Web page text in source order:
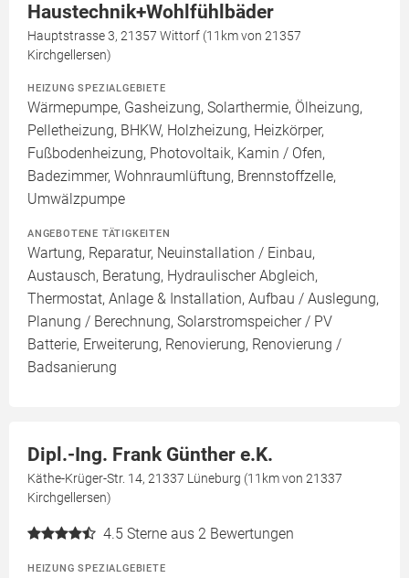
Haustechnik+Wohlfühlbäder
Hauptstrasse 3, 21357 Wittorf (11km von 21357
Kirchgellersen)
HEIZUNG SPEZIALGEBIETE
Wärmepumpe, Gasheizung, Solarthermie, Ölheizung,
Pelletheizung, BHKW, Holzheizung, Heizkörper,
Fußbodenheizung, Photovoltaik, Kamin / Ofen,
Badezimmer, Wohnraumlüftung, Brennstoffzelle,
Umwälzpumpe
ANGEBOTENE TÄTIGKEITEN
Wartung, Reparatur, Neuinstallation / Einbau,
Austausch, Beratung, Hydraulischer Abgleich,
Thermostat, Anlage & Installation, Aufbau / Auslegung,
Planung / Berechnung, Solarstromspeicher / PV
Batterie, Erweiterung, Renovierung, Renovierung /
Badsanierung
Dipl.-Ing. Frank Günther e.K.
Käthe-Krüger-Str. 14, 21337 Lüneburg (11km von 21337
Kirchgellersen)
4.5 Sterne aus 2 Bewertungen
HEIZUNG SPEZIALGEBIETE